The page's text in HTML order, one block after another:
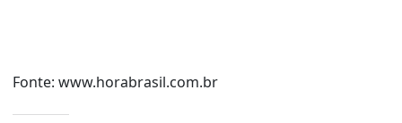
Fonte: www.horabrasil.com.br